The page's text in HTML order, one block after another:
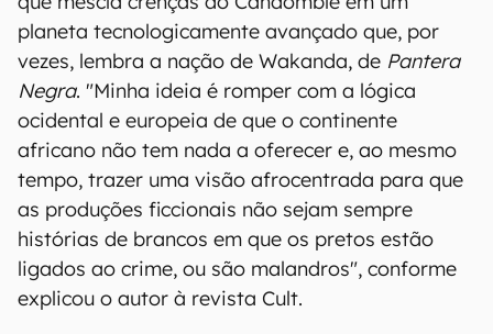
planeta tecnologicamente avançado que, por
vezes, lembra a nação de Wakanda, de Pantera
Negra. "Minha ideia é romper com a lógica
ocidental e europeia de que o continente
africano não tem nada a oferecer e, ao mesmo
tempo, trazer uma visão afrocentrada para que
as produções ficcionais não sejam sempre
histórias de brancos em que os pretos estão
ligados ao crime, ou são malandros", conforme
explicou o autor à revista Cult.